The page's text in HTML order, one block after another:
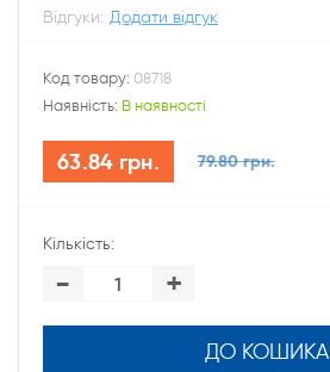
Відгуки: Додати відгук
Код товару: 08718
Наявність: В наявності
63.84 грн. 79.80 грн.
Кількість:
- +
ДО КОШИКА